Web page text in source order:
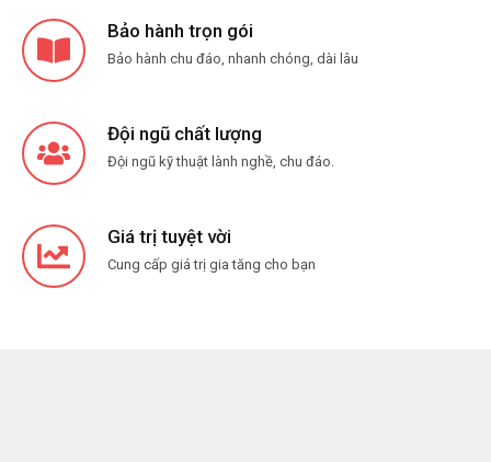
Bảo hành trọn gói
Bảo hành chu đáo, nhanh chóng, dài lâu
Đội ngũ chất lượng
Đội ngũ kỹ thuật lành nghề, chu đáo.
Giá trị tuyệt vời
Cung cấp giá trị gia tăng cho bạn